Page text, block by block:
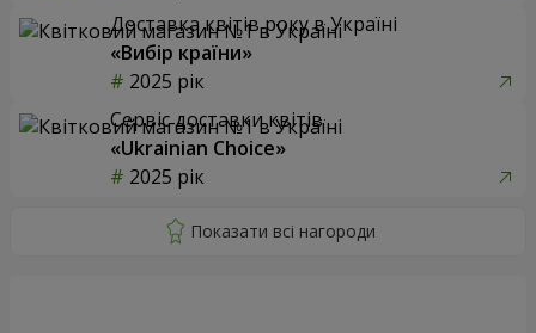
Доставка квітів року в Україні
«Вибір країни»
2025 рік
Сервіс доставки квітів
«Ukrainian Choice»
2025 рік